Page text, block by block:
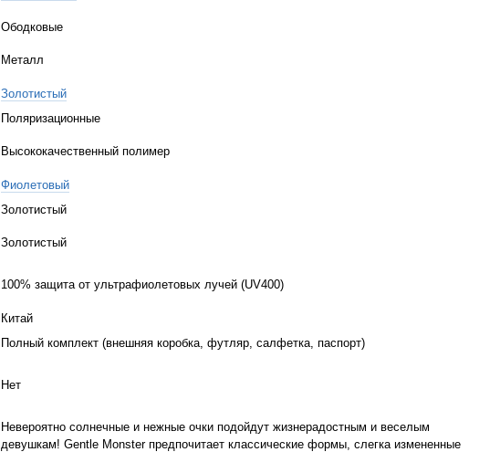
Ободковые
Металл
Золотистый
Поляризационные
Высококачественный полимер
Фиолетовый
Золотистый
Золотистый
100% защита от ультрафиолетовых лучей (UV400)
Китай
Полный комплект (внешняя коробка, футляр, салфетка, паспорт)
Нет
Невероятно солнечные и нежные очки подойдут жизнерадостным и веселым
девушкам! Gentle Monster предпочитает классические формы, слегка измененные